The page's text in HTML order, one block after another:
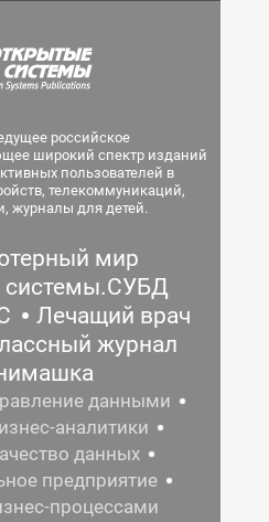
российское
широкий спектр изданий
пользователей в
телекоммуникаций,
журналы для детей.
мир
системы.СУБД
Лечащий врач
журнал
данными
аналитики
данных
предприятие
процессами